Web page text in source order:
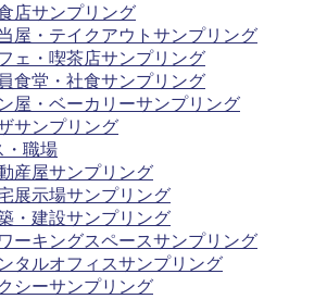
店サンプリング
屋・テイクアウトサンプリング
ェ・喫茶店サンプリング
食堂・社食サンプリング
屋・ベーカリーサンプリング
サンプリング
・職場
産屋サンプリング
展示場サンプリング
・建設サンプリング
ーキングスペースサンプリング
タルオフィスサンプリング
シーサンプリング